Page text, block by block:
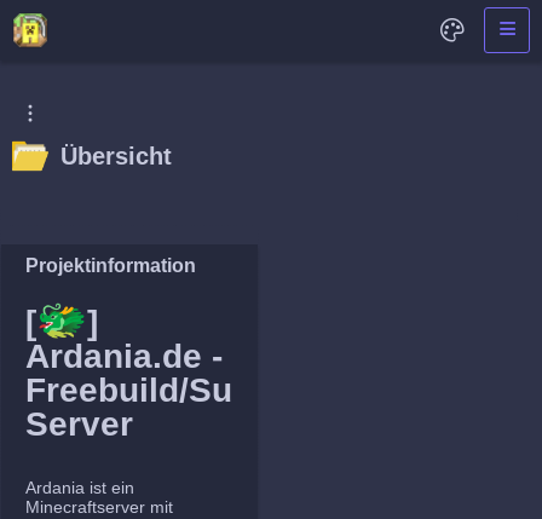
Übersicht
Projektinformation
[🐲]
Ardania.de -
Freebuild/Survival
Server
Ardania ist ein
Minecraftserver mit